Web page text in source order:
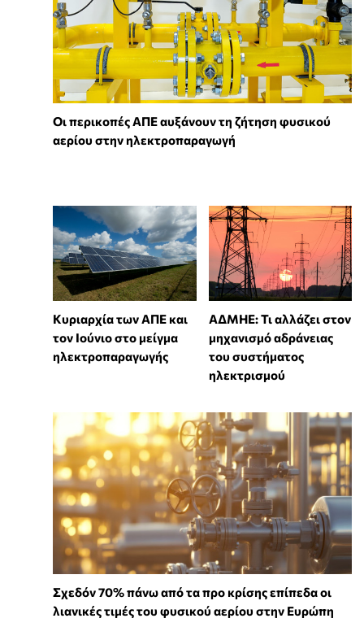
Οι περικοπές ΑΠΕ αυξάνουν τη ζήτηση φυσικού
αερίου στην ηλεκτροπαραγωγή
Κυριαρχία των ΑΠΕ και
τον Ιούνιο στο μείγμα
ηλεκτροπαραγωγής
ΑΔΜΗΕ: Τι αλλάζει στον
μηχανισμό αδράνειας
του συστήματος
ηλεκτρισμού
Σχεδόν 70% πάνω από τα προ κρίσης επίπεδα οι
λιανικές τιμές του φυσικού αερίου στην Ευρώπη